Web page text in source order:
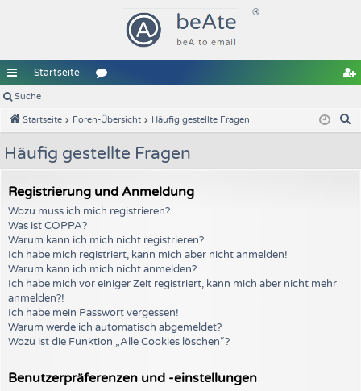
ch
ne
llz
u
gr
iff
Startseite
en gi
ri
Suche
Startseite Foren-Übersicht Häufig gestellte Fragen
h
Häufig gestellte Fragen
Registrierung und Anmeldung
Wozu muss ich mich registrieren?
Was ist COPPA?
Warum kann ich mich nicht registrieren?
Ich habe mich registriert, kann mich aber nicht anmelden!
Warum kann ich mich nicht anmelden?
Ich habe mich vor einiger Zeit registriert, kann mich aber nicht mehr
anmelden?!
Ich habe mein Passwort vergessen!
Warum werde ich automatisch abgemeldet?
Wozu ist die Funktion „Alle Cookies löschen“?
Benutzerpräferenzen und -einstellungen